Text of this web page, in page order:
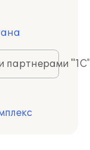
партнерами